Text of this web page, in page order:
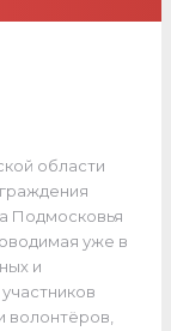
области
Подмосковья
уже в
и
волонтёров,